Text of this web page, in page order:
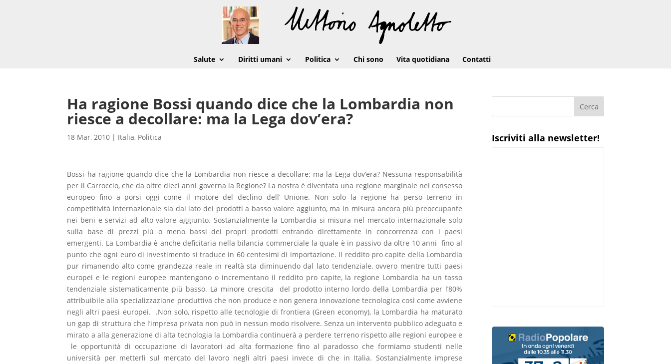
Salute Diritti umani Politica Chi sono Vita quotidiana Contatti
Ha ragione Bossi quando dice che la Lombardia non
riesce a decollare: ma la Lega dov’era?
18 Mar, 2010 | Italia, Politica
Bossi ha ragione quando dice che la Lombardia non riesce a decollare: ma la Lega dov’era? Nessuna responsabilità
per il Carroccio, che da oltre dieci anni governa la Regione? La nostra è diventata una regione marginale nel consesso
europeo fino a porsi oggi come il motore del declino dell’ Unione. Non solo la regione ha perso terreno in
competitività internazionale sia dal lato dei prodotti a basso valore aggiunto, ma in misura ancora più preoccupante
nei beni e servizi ad alto valore aggiunto. Sostanzialmente la Lombardia si misura nel mercato internazionale solo
sulla base di prezzi più o meno bassi dei propri prodotti entrando direttamente in concorrenza con i paesi
emergenti. La Lombardia è anche deficitaria nella bilancia commerciale la quale è in passivo da oltre 10 anni fino al
punto che ogni euro di investimento si traduce in 60 centesimi di importazione. Il reddito pro capite della Lombardia
pur rimanendo alto come grandezza reale in realtà sta diminuendo dal lato tendenziale, ovvero mentre tutti paesi
europei e le regioni europee mantengono o incrementano il reddito pro capite, la regione Lombardia ha un tasso
tendenziale sistematicamente più basso. La minore crescita del prodotto interno lordo della Lombardia per l’80%
attribuibile alla specializzazione produttiva che non produce e non genera innovazione tecnologica così come avviene
negli altri paesi europei. .Non solo, rispetto alle tecnologie di frontiera (Green economy), la Lombardia ha maturato
un gap di struttura che l’impresa privata non può in nessun modo risolvere. Senza un intervento pubblico adeguato e
mirato a alla generazione di alta tecnologia la Lombardia continuerà a perdere terreno rispetto alle regioni europee e
le opportunità di occupazione di lavoratori ad alta formazione fino al paradosso che formiamo studenti nelle
università per metterli sul mercato del lavoro negli altri paesi invece di che in Italia. Sostanzialmente imprese
Iscriviti alla newsletter!